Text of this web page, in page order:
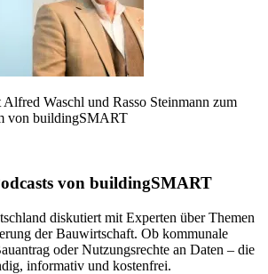
Waschl und Rasso Steinmann zum
von buildingSMART
von buildingSMART
diskutiert mit Experten über Themen
der Bauwirtschaft. Ob kommunale
oder Nutzungsrechte an Daten – die
informativ und kostenfrei.